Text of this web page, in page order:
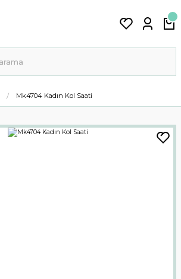
Mk4704 Kadın Kol Saati